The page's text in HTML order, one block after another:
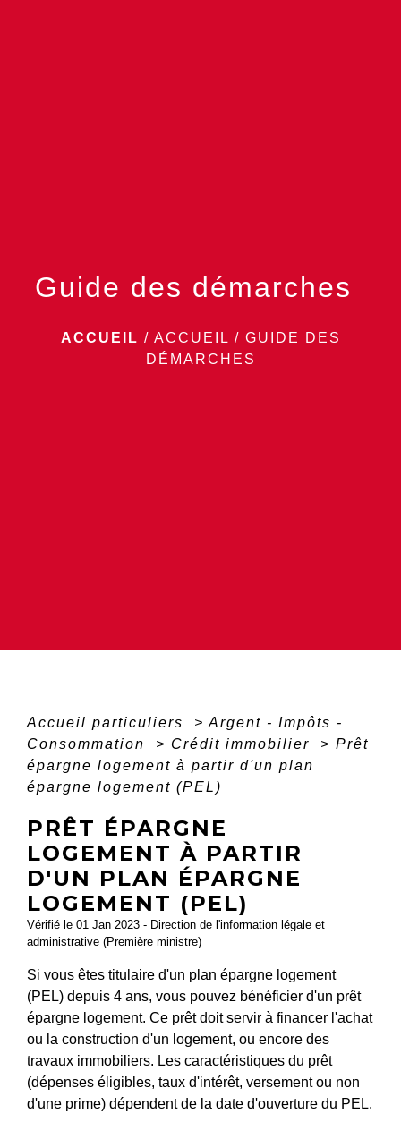
Guide des démarches
ACCUEIL / ACCUEIL / GUIDE DES
DÉMARCHES
Accueil particuliers > Argent - Impôts -
Consommation
> Crédit immobilier > Prêt
épargne logement à partir d'un plan
épargne logement (PEL)
PRÊT ÉPARGNE
LOGEMENT À PARTIR
D'UN PLAN ÉPARGNE
LOGEMENT (PEL)
Vérifié le 01 Jan 2023 - Direction de l'information légale et
administrative (Première ministre)
Si vous êtes titulaire d'un plan épargne logement
(PEL) depuis 4 ans, vous pouvez bénéficier d'un prêt
épargne logement. Ce prêt doit servir à financer l'achat
ou la construction d'un logement, ou encore des
travaux immobiliers. Les caractéristiques du prêt
(dépenses éligibles, taux d'intérêt, versement ou non
d'une prime) dépendent de la date d'ouverture du PEL.